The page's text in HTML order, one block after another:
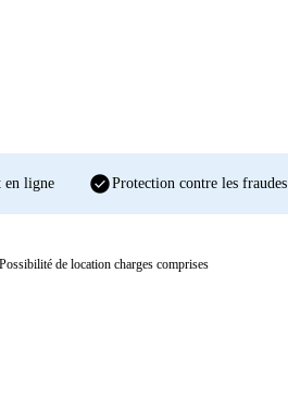
en ligne check_circleProtection contre les fraudes
de location charges comprises